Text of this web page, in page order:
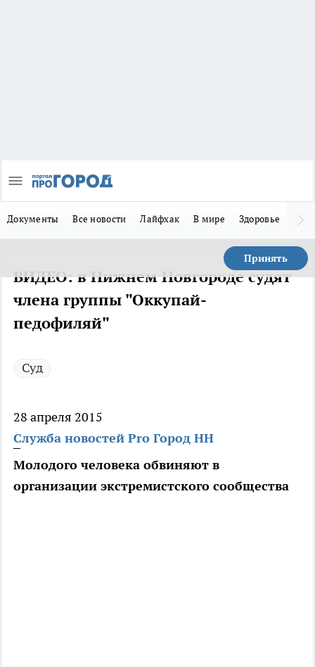
Документы Все новости Лайфхак В мире Здоровье
Принять
ВИДЕО: в Нижнем Новгороде судят
члена группы "Оккупай-
педофиляй"
Суд
28 апреля 2015
Служба новостей Pro Город НН
Молодого человека обвиняют в
организации экстремистского сообщества